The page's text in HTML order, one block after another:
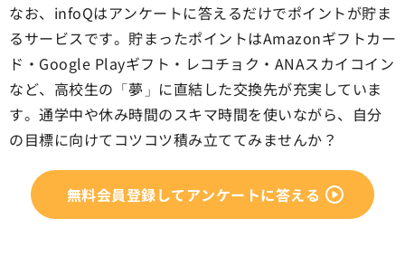
なお、infoQはアンケートに答えるだけでポイントが貯ま
るサービスです。貯まったポイントはAmazonギフトカー
ド・Google Playギフト・レコチョク・ANAスカイコイン
など、高校生の「夢」に直結した交換先が充実していま
す。通学中や休み時間のスキマ時間を使いながら、自分
の目標に向けてコツコツ積み立ててみませんか？
無料会員登録してアンケートに答える